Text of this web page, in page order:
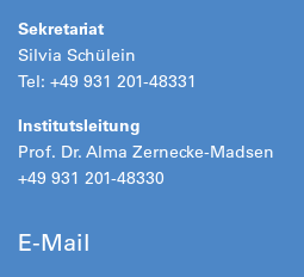
Sekretariat
Silvia Schülein
Tel: +49 931 201-48331
Institutsleitung
Prof. Dr. Alma Zernecke-Madsen
+49 931 201-48330
E-Mail